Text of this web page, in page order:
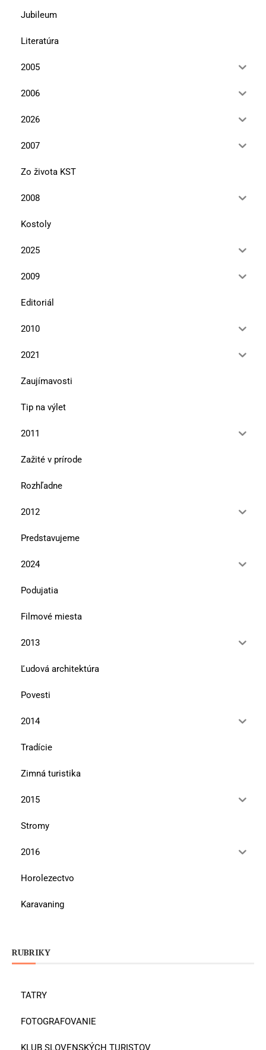
Jubileum
Literatúra
2005
2006
2026
2007
Zo života KST
2008
Kostoly
2025
2009
Editoriál
2010
2021
Zaujímavosti
Tip na výlet
2011
Zažité v prírode
Rozhľadne
2012
Predstavujeme
2024
Podujatia
Filmové miesta
2013
Ľudová architektúra
Povesti
2014
Tradície
Zimná turistika
2015
Stromy
2016
Horolezectvo
Karavaning
RUBRIKY
TATRY
FOTOGRAFOVANIE
KLUB SLOVENSKÝCH TURISTOV